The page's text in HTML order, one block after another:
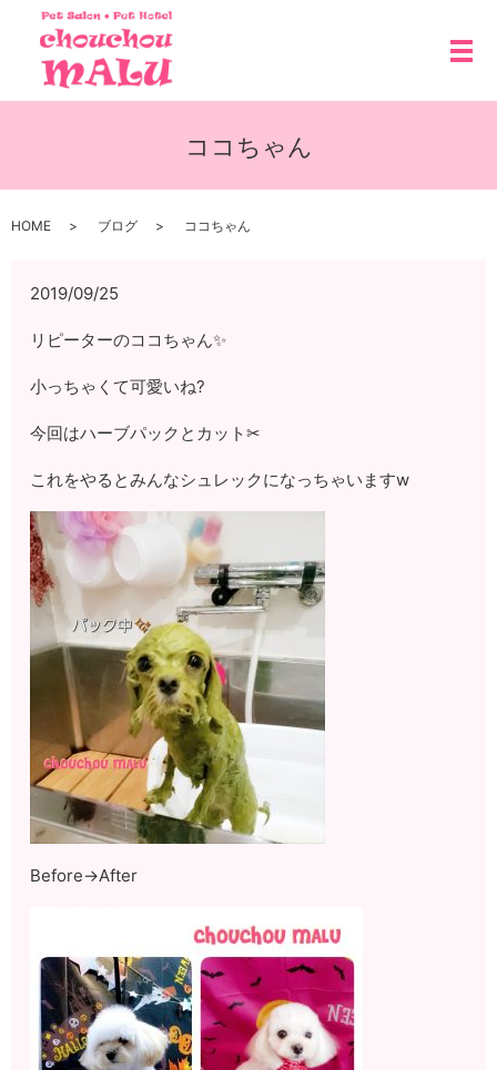
メ
ココちゃん
HOME ブログ ココちゃん
2019/09/25
リピーターのココちゃん✨
小っちゃくて可愛いね?
今回はハーブパックとカット✂
これをやるとみんなシュレックになっちゃいますw
Before→After